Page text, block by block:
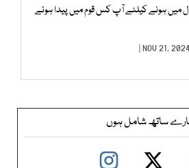
ہونے کیلئے آپ کس قوم میں پیدا ہوئے
ساتھ شامل ہوں